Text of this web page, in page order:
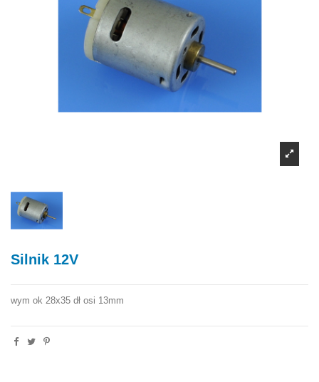
Silnik 12V
wym ok 28x35 dł osi 13mm